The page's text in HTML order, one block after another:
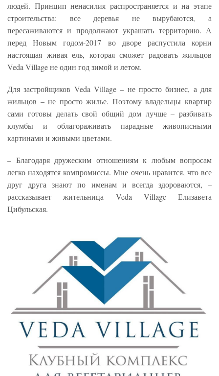
людей. Принцип ненасилия распространяется и на этапе
строительства: все деревья не вырубаются, а
пересаживаются и продолжают украшать территорию. А
перед Новым годом-2017 во дворе распустила корни
настоящая живая ель, которая сможет радовать жильцов
Veda Village не один год зимой и летом.
Для застройщиков Veda Village – не просто бизнес, а для
жильцов – не просто жилье. Поэтому владельцы квартир
сами готовы делать свой общий дом лучше – разбивать
клумбы и облагораживать парадные живописными
картинами и живыми цветами.
– Благодаря дружеским отношениям к любым вопросам
легко находятся компромиссы. Мне очень нравится, что все
друг друга знают по именам и всегда здороваются, –
рассказывает жительница Veda Village Елизавета
Цибульская.